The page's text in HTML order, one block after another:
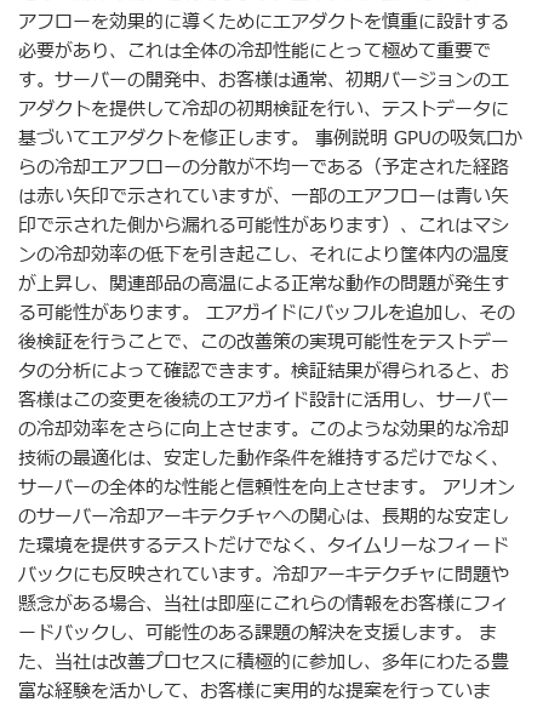
アフローを効果的に導くためにエアダクトを慎重に設計する
必要があり、これは全体の冷却性能にとって極めて重要で
す。サーバーの開発中、お客様は通常、初期バージョンのエ
アダクトを提供して冷却の初期検証を行い、テストデータに
基づいてエアダクトを修正します。 事例説明 GPUの吸気口か
らの冷却エアフローの分散が不均一である（予定された経路
は赤い矢印で示されていますが、一部のエアフローは青い矢
印で示された側から漏れる可能性があります）、これはマシ
ンの冷却効率の低下を引き起こし、それにより筐体内の温度
が上昇し、関連部品の高温による正常な動作の問題が発生す
る可能性があります。 エアガイドにバッフルを追加し、その
後検証を行うことで、この改善策の実現可能性をテストデー
タの分析によって確認できます。検証結果が得られると、お
客様はこの変更を後続のエアガイド設計に活用し、サーバー
の冷却効率をさらに向上させます。このような効果的な冷却
技術の最適化は、安定した動作条件を維持するだけでなく、
サーバーの全体的な性能と信頼性を向上させます。 アリオン
のサーバー冷却アーキテクチャへの関心は、長期的な安定し
た環境を提供するテストだけでなく、タイムリーなフィード
バックにも反映されています。冷却アーキテクチャに問題や
懸念がある場合、当社は即座にこれらの情報をお客様にフィ
ードバックし、可能性のある課題の解決を支援します。 ま
た、当社は改善プロセスに積極的に参加し、多年にわたる豊
富な経験を活かして、お客様に実用的な提案を行っていま